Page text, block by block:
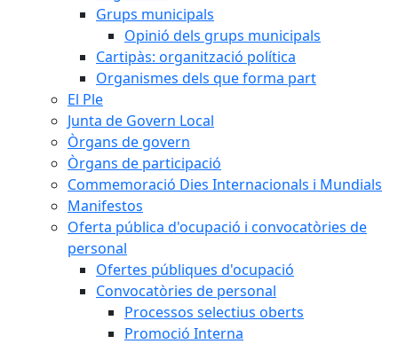
Grups municipals
Opinió dels grups municipals
Cartipàs: organització política
Organismes dels que forma part
El Ple
Junta de Govern Local
Òrgans de govern
Òrgans de participació
Commemoració Dies Internacionals i Mundials
Manifestos
Oferta pública d'ocupació i convocatòries de
personal
Ofertes públiques d'ocupació
Convocatòries de personal
Processos selectius oberts
Promoció Interna